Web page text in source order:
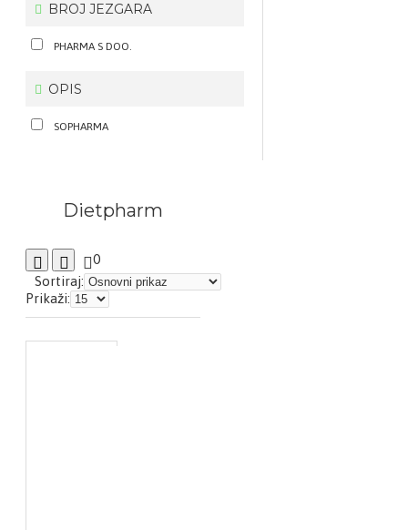
BROJ JEZGARA
PHARMA S DOO.
OPIS
SOPHARMA
Dietpharm
0
Sortiraj:
Prikaži: